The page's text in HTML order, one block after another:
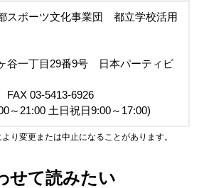
スポーツ文化事業団 都立学校活用
谷一丁目29番9号 日本パーティビ
03-5413-6926
～21:00 土日祝日9:00～17:00)
り変更または中止になることがあります。
せて読みたい